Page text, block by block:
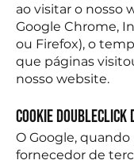
ao visitar o nosso
Google Chrome,
ou Firefox), o
que páginas
nosso website.
Cookie DoubleClick
O Google,
fornecedor de